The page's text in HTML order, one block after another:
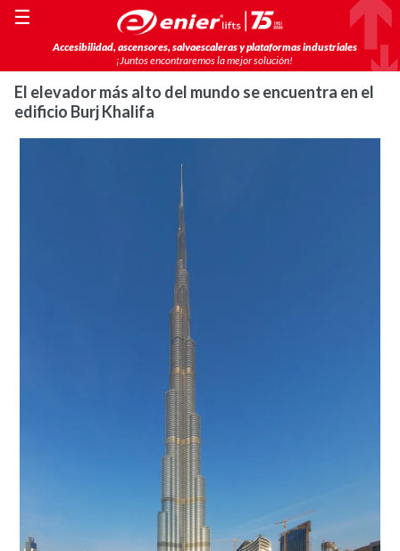
Accesibilidad, ascensores, salvaescaleras y plataformas industriales
¡Juntos encontraremos la mejor solución!
☰
El elevador más alto del mundo se encuentra en el
edificio Burj Khalifa